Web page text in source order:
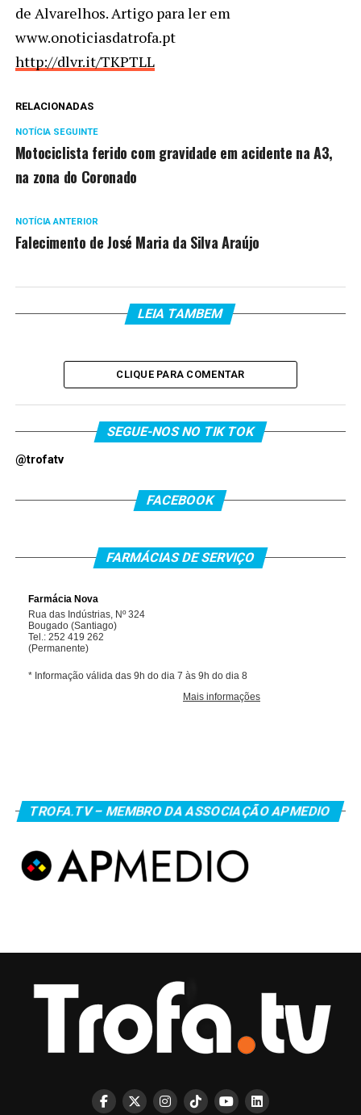
de Alvarelhos. Artigo para ler em
www.onoticiasdatrofa.pt
http://dlvr.it/TKPTLL
RELACIONADAS
NOTÍCIA SEGUINTE
Motociclista ferido com gravidade em acidente na A3,
na zona do Coronado
NOTÍCIA ANTERIOR
Falecimento de José Maria da Silva Araújo
LEIA TAMBEM
CLIQUE PARA COMENTAR
SEGUE-NOS NO TIK TOK
@trofatv
FACEBOOK
FARMÁCIAS DE SERVIÇO
TROFA.TV – MEMBRO DA ASSOCIAÇÃO APMEDIO